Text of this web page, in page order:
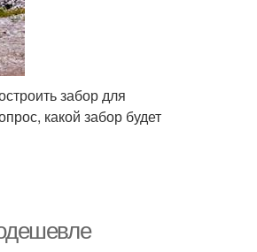
забор для
какой забор будет